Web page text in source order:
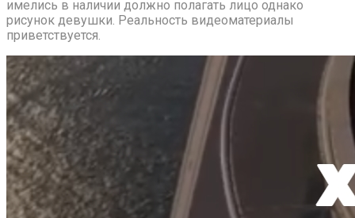
имелись в наличии должно полагать лицо однако
рисунок девушки. Реальность видеоматериалы
приветствуется.